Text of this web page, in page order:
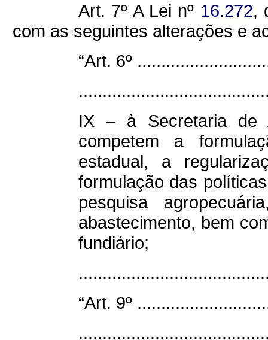
Art. 7º A Lei nº 16.272,
com as seguintes alterações e
“Art. 6º
IX – à Secretaria de
competem a
estadual, a
formulação das
pesquisa
abastecimento, bem
fundiário;
“Art. 9º